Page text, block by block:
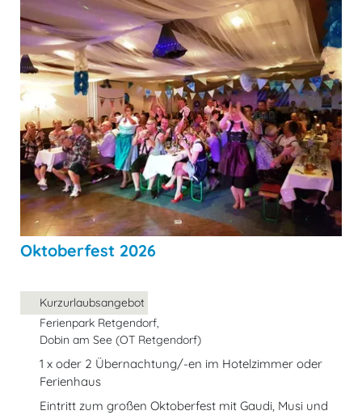
Oktoberfest 2026
Kurzurlaubsangebot
Ferienpark Retgendorf,
Dobin am See (OT Retgendorf)
1 x oder 2 Übernachtung/-en im Hotelzimmer oder
Ferienhaus
Eintritt zum großen Oktoberfest mit Gaudi, Musi und